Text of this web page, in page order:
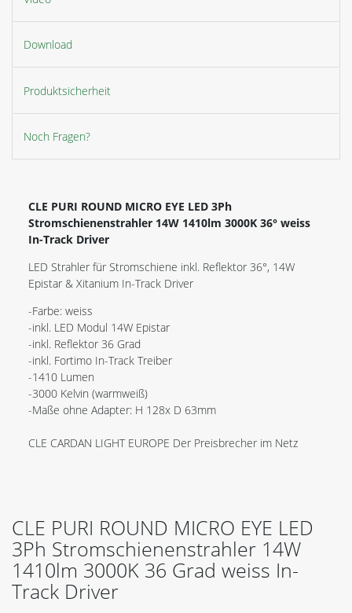
Download
Produktsicherheit
Noch Fragen?
CLE PURI ROUND MICRO EYE LED 3Ph
Stromschienenstrahler 14W 1410lm 3000K 36° weiss
In-Track Driver
LED Strahler für Stromschiene inkl. Reflektor 36°, 14W
Epistar & Xitanium In-Track Driver
-Farbe: weiss
-inkl. LED Modul 14W Epistar
-inkl. Reflektor 36 Grad
-inkl. Fortimo In-Track Treiber
-1410 Lumen
-3000 Kelvin (warmweiß)
-Maße ohne Adapter: H 128x D 63mm
CLE CARDAN LIGHT EUROPE Der Preisbrecher im Netz
CLE PURI ROUND MICRO EYE LED
3Ph Stromschienenstrahler 14W
1410lm 3000K 36 Grad weiss In-
Track Driver